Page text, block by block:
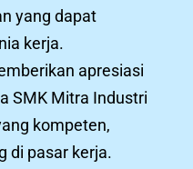
yang dapat
kerja.
apresiasi
SMK Mitra Industri
kompeten,
di pasar kerja.